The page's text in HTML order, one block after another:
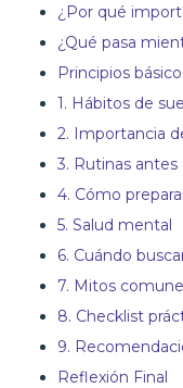
¿Por qué
¿Qué pasa
Principios
1. Hábitos de
2. Importancia
3. Rutinas
4. Cómo
5. Salud mental
6. Cuándo
7. Mitos
8. Checklist
9.
Reflexión Final